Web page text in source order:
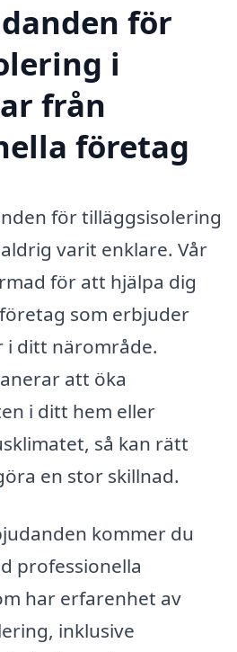
för
i
från
företag
för tilläggsisolering
varit enklare. Vår
för att hjälpa dig
som erbjuder
i ditt närområde.
att öka
i ditt hem eller
så kan rätt
en stor skillnad.
kommer du
professionella
har erfarenhet av
inklusive